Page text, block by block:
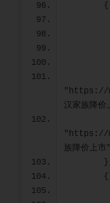
        {
"https://
汉家族降
"https://
族降价上市"
        {